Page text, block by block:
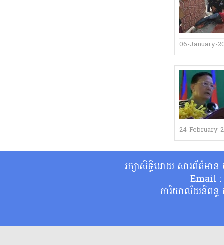
06-January-
24-February-
រក្សាសិទ្ធិដោយ សារព័ត៌មា
Email
ការិយាល័យនិពន្ធ